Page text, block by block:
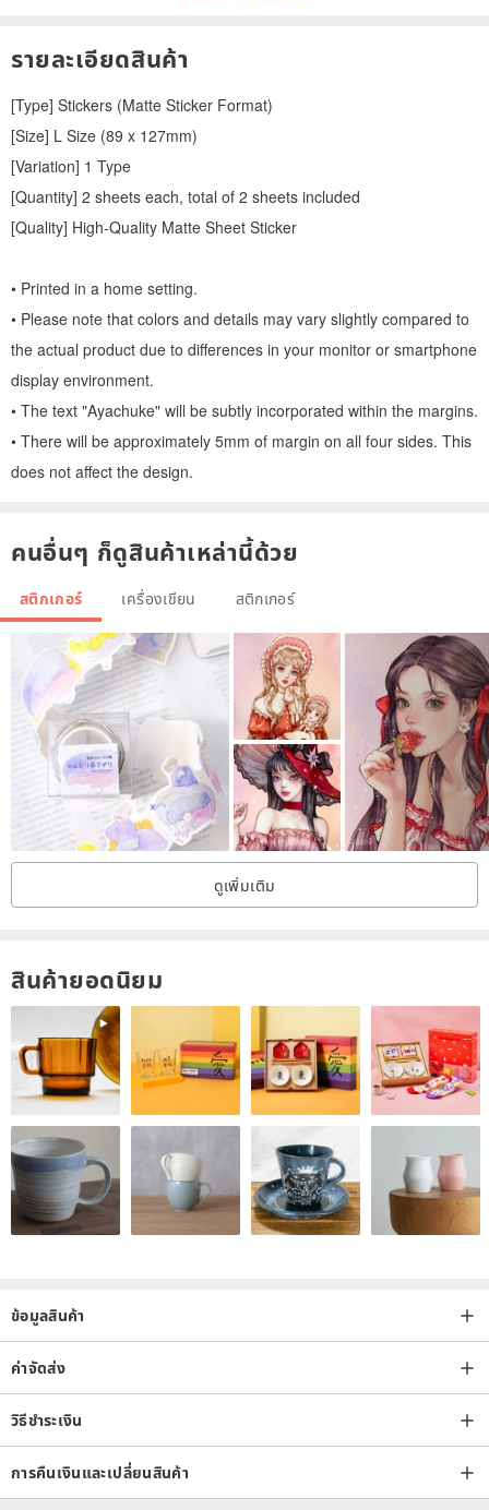
รายละเอียดสินค้า
[Type] Stickers (Matte Sticker Format)
[Size] L Size (89 x 127mm)
[Variation] 1 Type
[Quantity] 2 sheets each, total of 2 sheets included
[Quality] High-Quality Matte Sheet Sticker
• Printed in a home setting.
• Please note that colors and details may vary slightly compared to
the actual product due to differences in your monitor or smartphone
display environment.
• The text "Ayachuke" will be subtly incorporated within the margins.
• There will be approximately 5mm of margin on all four sides. This
does not affect the design.
คนอื่นๆ ก็ดูสินค้าเหล่านี้ด้วย
สติกเกอร์ เครื่องเขียน สติกเกอร์
ดูเพิ่มเติม
สินค้ายอดนิยม
ข้อมูลสินค้า
ค่าจัดส่ง
วิธีชำระเงิน
การคืนเงินและเปลี่ยนสินค้า